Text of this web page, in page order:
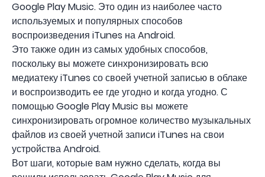
Google Play Music. Это один из наиболее часто
используемых и популярных способов
воспроизведения iTunes на Android.
Это также один из самых удобных способов,
поскольку вы можете синхронизировать всю
медиатеку iTunes со своей учетной записью в облаке
и воспроизводить ее где угодно и когда угодно. С
помощью Google Play Music вы можете
синхронизировать огромное количество музыкальных
файлов из своей учетной записи iTunes на свои
устройства Android.
Вот шаги, которые вам нужно сделать, когда вы